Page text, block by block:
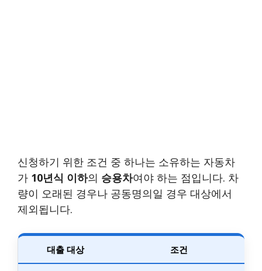
신청하기 위한 조건 중 하나는 소유하는 자동차
가 10년식 이하의 승용차여야 하는 점입니다. 차
량이 오래된 경우나 공동명의일 경우 대상에서
제외됩니다.
대출 대상 조건